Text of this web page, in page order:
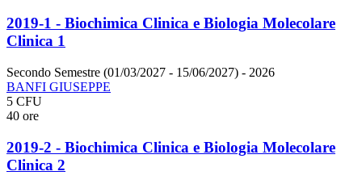
2019-1 - Biochimica Clinica e Biologia Molecolare
Clinica 1
Secondo Semestre (01/03/2027 - 15/06/2027) - 2026
BANFI GIUSEPPE
5 CFU
40 ore
2019-2 - Biochimica Clinica e Biologia Molecolare
Clinica 2